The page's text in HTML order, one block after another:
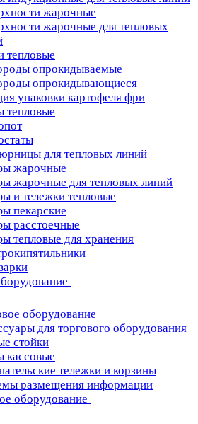
жарочные
жарочные для тепловых
тепловые
опрокидываемые
опрокидывающиеся
упаковки картофеля фри
тепловые
для тепловых линий
жарочные
жарочные для тепловых линий
и тележки тепловые
пекарские
расстоечные
тепловые для хранения
оборудование
для торгового оборудования
стойки
кассовые
тележки и корзины
размещения информации
оборудование